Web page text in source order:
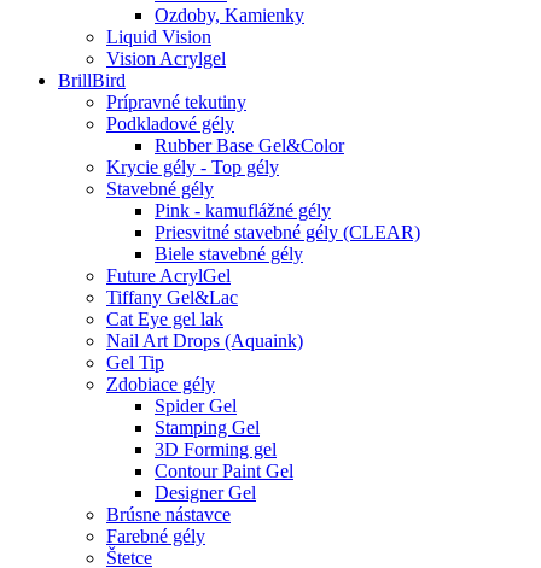
Ozdoby, Kamienky
Liquid Vision
Vision Acrylgel
BrillBird
Prípravné tekutiny
Podkladové gély
Rubber Base Gel&Color
Krycie gély - Top gély
Stavebné gély
Pink - kamuflážné gély
Priesvitné stavebné gély (CLEAR)
Biele stavebné gély
Future AcrylGel
Tiffany Gel&Lac
Cat Eye gel lak
Nail Art Drops (Aquaink)
Gel Tip
Zdobiace gély
Spider Gel
Stamping Gel
3D Forming gel
Contour Paint Gel
Designer Gel
Brúsne nástavce
Farebné gély
Štetce